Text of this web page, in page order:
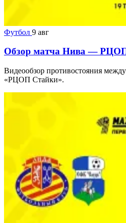
Футбол 9 авг
Обзор матча Нива —
Видеообзор противостояния
«РЦОП Стайки».